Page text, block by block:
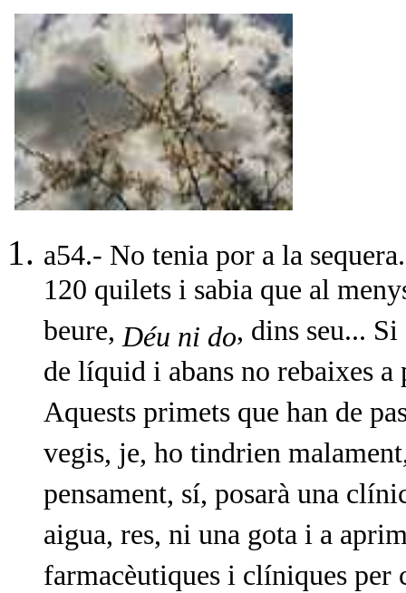
a54.- No tenia por a la
120 quilets i sabia que al
beure, Déu ni do, dins seu...
de líquid i abans no rebaixes
Aquests primets que han de
vegis, je, ho tindrien
pensament, sí, posarà una
aigua, res, ni una gota i a
farmacèutiques i clíniques